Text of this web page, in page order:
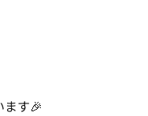
す🎉